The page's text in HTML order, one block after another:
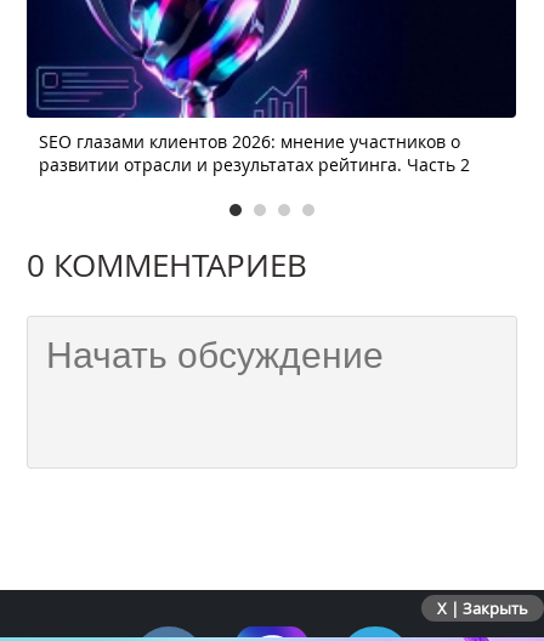
SEO глазами клиентов 2026: мнение участников о
развитии отрасли и результатах рейтинга. Часть 2
0 КОММЕНТАРИЕВ
X | Закрыть